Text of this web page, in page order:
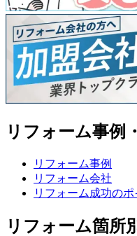
リフォーム事例
リフォーム事例
リフォーム会社
リフォーム成功のポ
リフォーム箇所